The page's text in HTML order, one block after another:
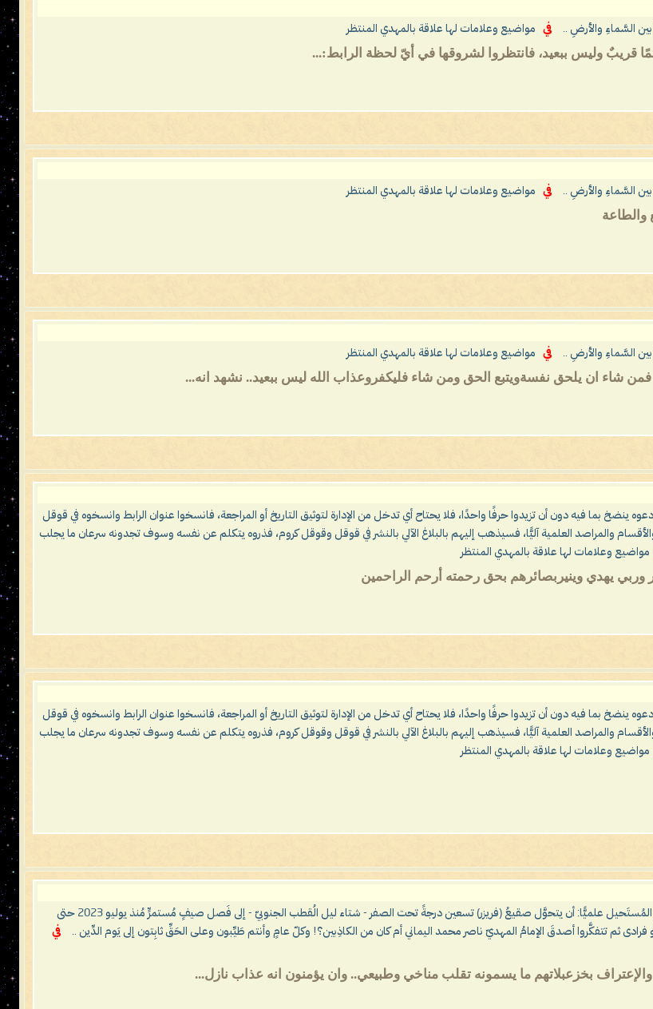
السَّماءِ والأرضِ .. في مواضيع وعلامات لها علاقة بالمهدي المنتظر
قريبٌ وليس ببعيد، فانتظروا لشروقها في أيّ لحظة الرابط:...
السَّماءِ والأرضِ .. في مواضيع وعلامات لها علاقة بالمهدي المنتظر
والطاعة
السَّماءِ والأرضِ .. في مواضيع وعلامات لها علاقة بالمهدي المنتظر
شاء ان يلحق نفسةويتبع الحق ومن شاء فليكفروعذاب الله ليس ببعيد.. نشهد انه...
ودعوه ينضخ بما فيه دون أن تزيدوا حرفًا واحدًا، فلا يحتاح أي تدخل من الإدارة لتوثيق التاريخ أو المراجعة، فانسخوا عنوان الرابط وانسخوه في قوقل
والمراصد العلمية آليًّا، فسيذهب إليهم بالبلاغ الآلي بالنشر في قوقل وقوقل كروم، فذروه يتكلم عن نفسه وسوف تجدونه سرعان ما يجلب
مواضيع وعلامات لها علاقة بالمهدي المنتظر
يهدي وينيربصائرهم بحق رحمته أرحم الراحمين
ودعوه ينضخ بما فيه دون أن تزيدوا حرفًا واحدًا، فلا يحتاح أي تدخل من الإدارة لتوثيق التاريخ أو المراجعة، فانسخوا عنوان الرابط وانسخوه في قوقل
والمراصد العلمية آليًّا، فسيذهب إليهم بالبلاغ الآلي بالنشر في قوقل وقوقل كروم، فذروه يتكلم عن نفسه وسوف تجدونه سرعان ما يجلب
مواضيع وعلامات لها علاقة بالمهدي المنتظر
يا معشَر البشَر، لقد انقضت ثلاث حِجَجٍ منذ إعلان حَدَث المُستَحيل علميًّا: أن يتحوَّل صقيعُ (فريزر) تسعين درجةً تحت الصفر - شتاء ليل الُقطب الجنوبيّ - إلى فَصل صيفٍ مُستمرٍّ مُنذ يوليو 2023 حتى
في
والإعتراف بخزعبلاتهم ما يسمونه تقلب مناخي وطبيعي.. وان يؤمنون انه عذاب نازل...